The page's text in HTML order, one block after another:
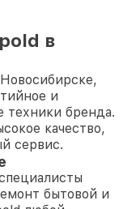
в
и
техники бренда.
качество,
сервис.
бытовой и